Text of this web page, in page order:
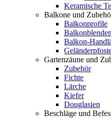
Keramische
Balkone und
Balkonprofile
Balkonblenden
Balkon-
Gartenzäune und
Zubehör
Fichte
Lärche
Kiefer
Douglasien
Beschläge und